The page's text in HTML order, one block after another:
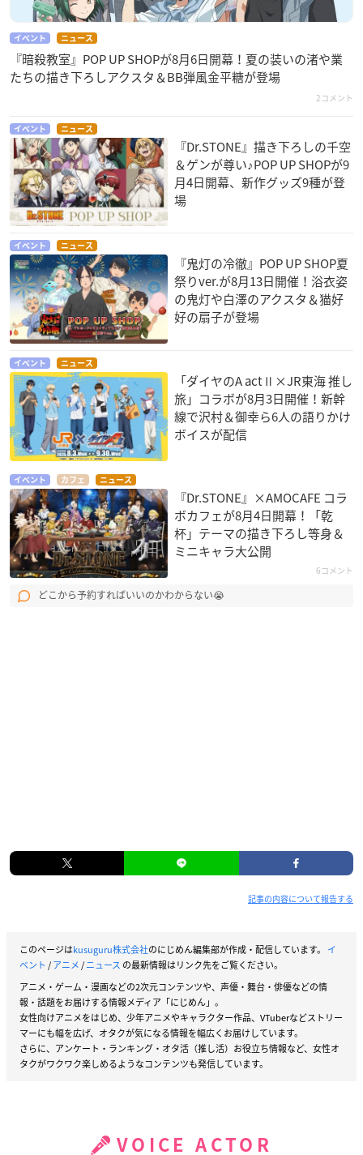
イベント ニュース
『暗殺教室』POP UP SHOPが8月6日開幕！夏の装いの渚や業
たちの描き下ろしアクスタ＆BB弾風金平糖が登場
2コメント
イベント ニュース
『Dr.STONE』描き下ろしの千空
＆ゲンが尊い♪POP UP SHOPが9
月4日開幕、新作グッズ9種が登
場
イベント ニュース
『鬼灯の冷徹』POP UP SHOP夏
祭りver.が8月13日開催！浴衣姿
の鬼灯や白澤のアクスタ＆猫好
好の扇子が登場
イベント ニュース
「ダイヤのA actⅡ×JR東海 推し
旅」コラボが8月3日開催！新幹
線で沢村＆御幸ら6人の語りかけ
ボイスが配信
イベント カフェ ニュース
『Dr.STONE』×AMOCAFE コラ
ボカフェが8月4日開幕！「乾
杯」テーマの描き下ろし等身＆
ミニキャラ大公開
6コメント
どこから予約すればいいのかわからない😭
記事の内容について報告する
このページはkusuguru株式会社のにじめん編集部が作成・配信しています。 イ
ベント /アニメ/ニュース の最新情報はリンク先をご覧ください。
アニメ・ゲーム・漫画などの2次元コンテンツや、声優・舞台・俳優などの情
報・話題をお届けする情報メディア「にじめん」。
女性向けアニメをはじめ、少年アニメやキャラクター作品、VTuberなどストリー
マーにも幅を広げ、オタクが気になる情報を幅広くお届けしています。
さらに、アンケート・ランキング・オタ活（推し活）お役立ち情報など、女性オ
タクがワクワク楽しめるようなコンテンツも発信しています。
VOICE ACTOR